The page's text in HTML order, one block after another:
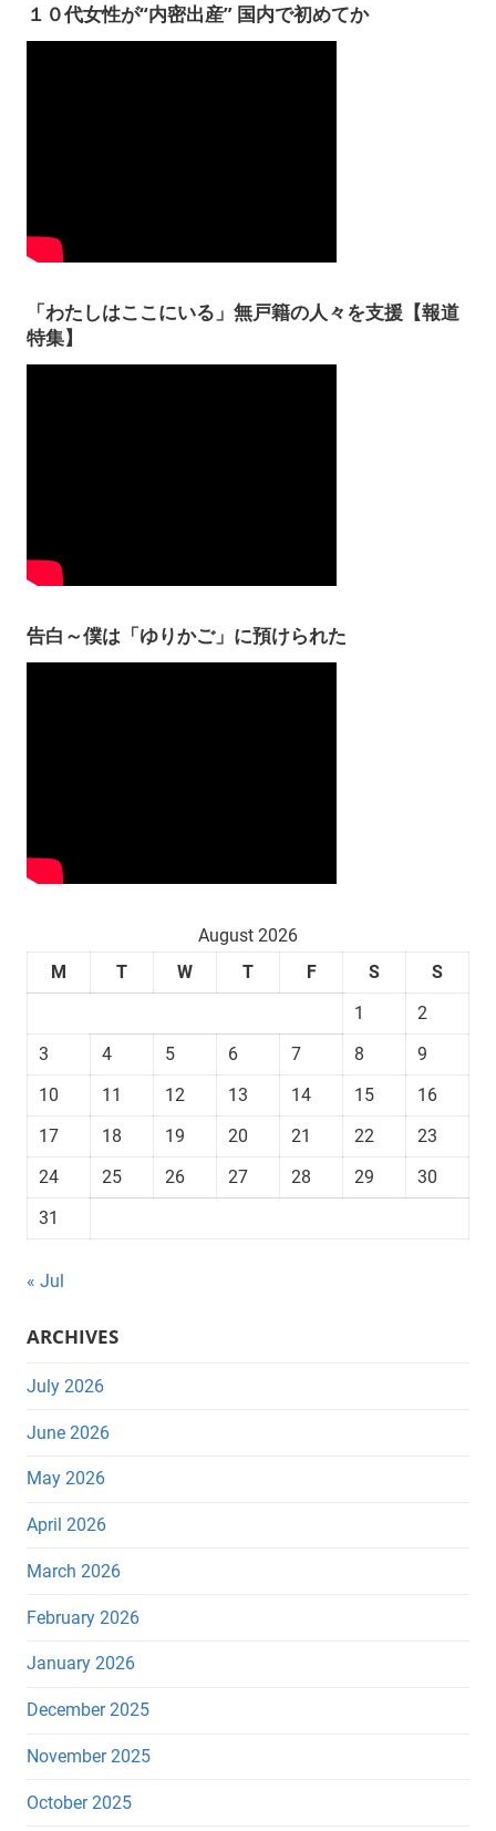
１０代女性が“内密出産” 国内で初めてか
「わたしはここにいる」無戸籍の人々を支援【報道
特集】
告白～僕は「ゆりかご」に預けられた
August 2026
M
T W T F S
S
1
2
3
4 5 6 7 8
9
10
11 12 13 14 15
16
17
18 19 20 21 22
23
24
25 26 27 28 29
30
31
« Jul
ARCHIVES
July 2026
June 2026
May 2026
April 2026
March 2026
February 2026
January 2026
December 2025
November 2025
October 2025